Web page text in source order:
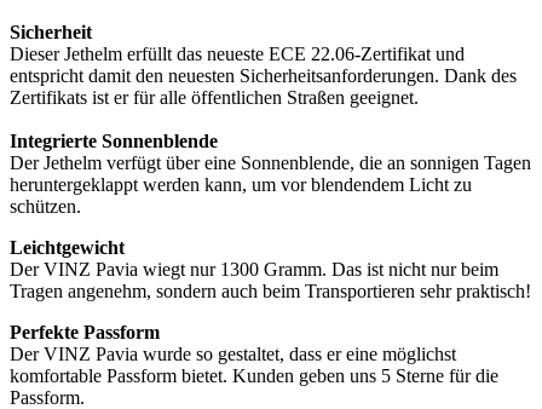
Sicherheit
Dieser Jethelm erfüllt das neueste ECE 22.06-Zertifikat und
entspricht damit den neuesten Sicherheitsanforderungen. Dank des
Zertifikats ist er für alle öffentlichen Straßen geeignet.
Integrierte Sonnenblende
Der Jethelm verfügt über eine Sonnenblende, die an sonnigen Tagen
heruntergeklappt werden kann, um vor blendendem Licht zu
schützen.
Leichtgewicht
Der VINZ Pavia wiegt nur 1300 Gramm. Das ist nicht nur beim
Tragen angenehm, sondern auch beim Transportieren sehr praktisch!
Perfekte Passform
Der VINZ Pavia wurde so gestaltet, dass er eine möglichst
komfortable Passform bietet. Kunden geben uns 5 Sterne für die
Passform.